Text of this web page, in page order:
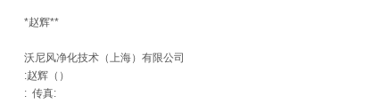
*赵辉**
沃尼风净化技术（上海）有限公司
:赵辉（）
: 传真: